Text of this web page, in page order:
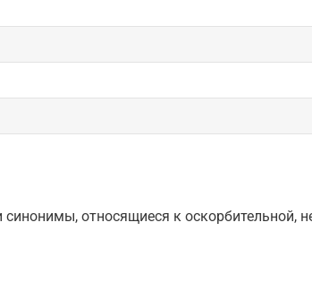
относящиеся к оскорбительной,